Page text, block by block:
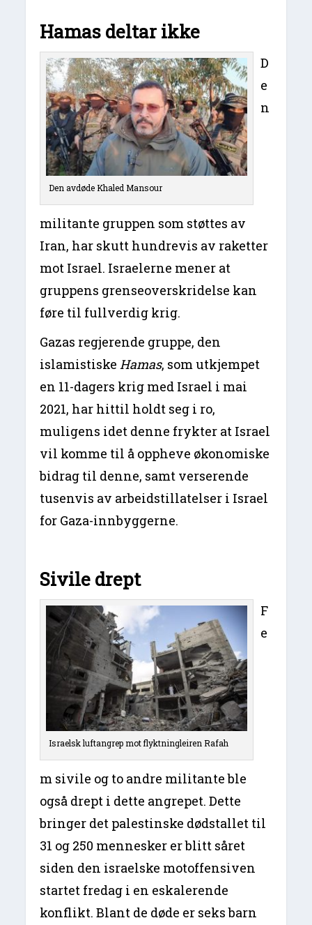
Hamas deltar ikke
Den avdøde Khaled Mansour
D
e
n
militante gruppen som støttes av
Iran, har skutt hundrevis av raketter
mot Israel. Israelerne mener at
gruppens grenseoverskridelse kan
føre til fullverdig krig.
Gazas regjerende gruppe, den
islamistiske Hamas, som utkjempet
en 11-dagers krig med Israel i mai
2021, har hittil holdt seg i ro,
muligens idet denne frykter at Israel
vil komme til å oppheve økonomiske
bidrag til denne, samt verserende
tusenvis av arbeidstillatelser i Israel
for Gaza-innbyggerne.
Sivile drept
Israelsk luftangrep mot flyktningleiren Rafah
F
e
m sivile og to andre militante ble
også drept i dette angrepet. Dette
bringer det palestinske dødstallet til
31 og 250 mennesker er blitt såret
siden den israelske motoffensiven
startet fredag i en eskalerende
konflikt. Blant de døde er seks barn